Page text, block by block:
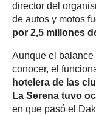
director del
de autos y motos
por 2,5 millones
Aunque el
conocer, el
hotelera de las
La Serena tuvo
en que pasó el